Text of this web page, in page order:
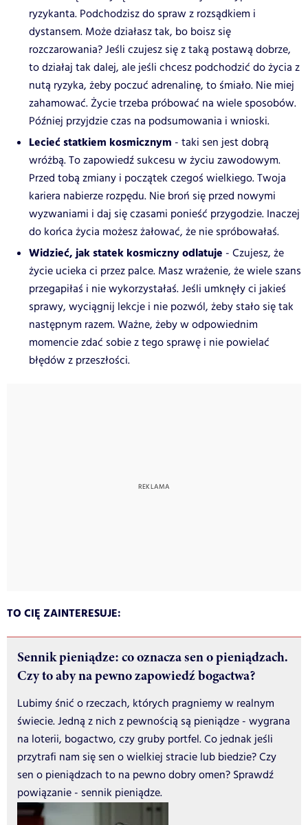
ryzykanta. Podchodzisz do spraw z rozsądkiem i
dystansem. Może działasz tak, bo boisz się
rozczarowania? Jeśli czujesz się z taką postawą dobrze,
to działaj tak dalej, ale jeśli chcesz podchodzić do życia z
nutą ryzyka, żeby poczuć adrenalinę, to śmiało. Nie miej
zahamować. Życie trzeba próbować na wiele sposobów.
Później przyjdzie czas na podsumowania i wnioski.
Lecieć statkiem kosmicznym - taki sen jest dobrą
wróżbą. To zapowiedź sukcesu w życiu zawodowym.
Przed tobą zmiany i początek czegoś wielkiego. Twoja
kariera nabierze rozpędu. Nie broń się przed nowymi
wyzwaniami i daj się czasami ponieść przygodzie. Inaczej
do końca życia możesz żałować, że nie spróbowałaś.
Widzieć, jak statek kosmiczny odlatuje - Czujesz, że
życie ucieka ci przez palce. Masz wrażenie, że wiele szans
przegapiłaś i nie wykorzystałaś. Jeśli umknęły ci jakieś
sprawy, wyciągnij lekcje i nie pozwól, żeby stało się tak
następnym razem. Ważne, żeby w odpowiednim
momencie zdać sobie z tego sprawę i nie powielać
błędów z przeszłości.
TO CIĘ ZAINTERESUJE:
Sennik pieniądze: co oznacza sen o pieniądzach.
Czy to aby na pewno zapowiedź bogactwa?
Lubimy śnić o rzeczach, których pragniemy w realnym
świecie. Jedną z nich z pewnością są pieniądze - wygrana
na loterii, bogactwo, czy gruby portfel. Co jednak jeśli
przytrafi nam się sen o wielkiej stracie lub biedzie? Czy
sen o pieniądzach to na pewno dobry omen? Sprawdź
powiązanie - sennik pieniądze.